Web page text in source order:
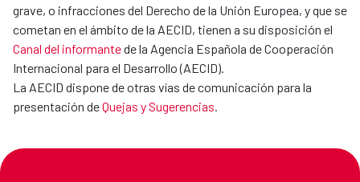
grave, o infracciones del Derecho de la Unión Europea, y que se
cometan en el ámbito de la AECID, tienen a su disposición el
Canal del informantede la Agencia Española de Cooperación
Internacional para el Desarrollo (AECID).
La AECID dispone de otras vías de comunicación para la
presentación deQuejas y Sugerencias.